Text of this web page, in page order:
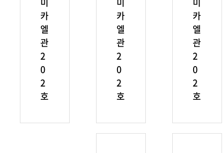
카
엘
관
2
0
2
호
카
엘
관
2
0
2
호
카
엘
관
2
0
2
호